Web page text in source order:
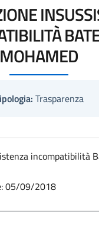
MOHAMED
Trasparenza
incompatibilità
05/09/2018